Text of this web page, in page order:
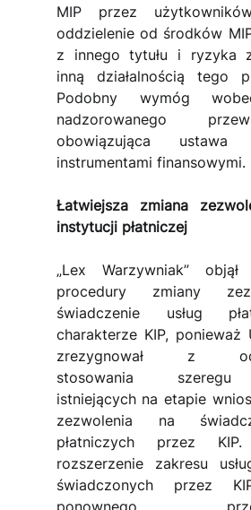
MIP przez
oddzielenie od środków
z innego tytułu i ryzyka
inną działalnością tego
Podobny wymóg
nadzorowanego
obowiązująca
instrumentami finansowymi.
Łatwiejsza zmiana
instytucji płatniczej
„Lex Warzywniak” objął
procedury zmiany
świadczenie usług
charakterze KIP, ponieważ
zrezygnował z
stosowania szeregu
istniejących na etapie
zezwolenia na
płatniczych przez KIP.
rozszerzenie zakresu
świadczonych przez
ponownego